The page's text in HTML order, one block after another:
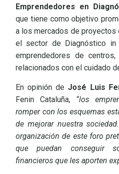
Emprendedores en
que tiene como objetivo
a los mercados de proyectos
el sector de Diagnóstico in
emprendedores de
relacionados con el cuidado
En opinión de José Luis
Fenin Cataluña, “los
romper con los esquemas
de mejorar nuestra
organización de este foro
que puedan conseguir
financieros que les aporten